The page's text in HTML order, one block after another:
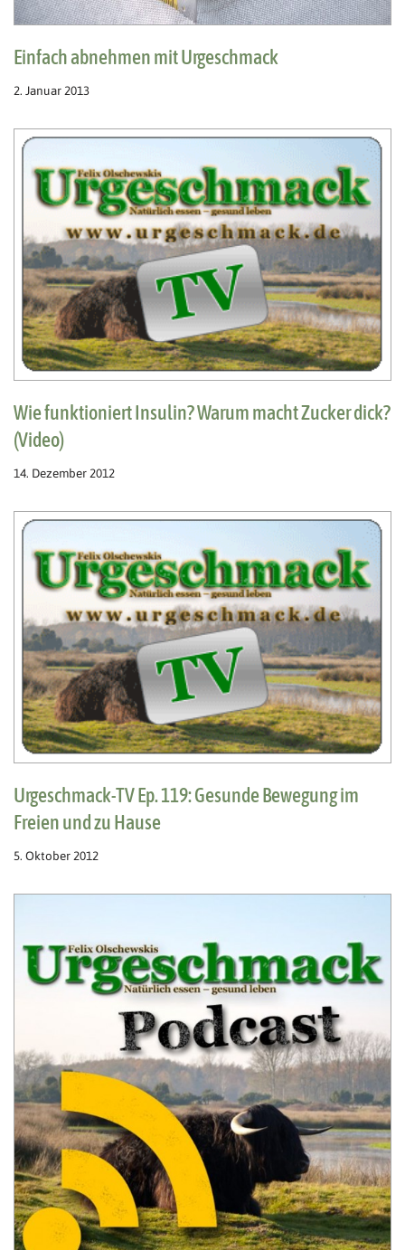
Einfach abnehmen mit Urgeschmack
2. Januar 2013
Wie funktioniert Insulin? Warum macht Zucker dick?
(Video)
14. Dezember 2012
Urgeschmack-TV Ep. 119: Gesunde Bewegung im
Freien und zu Hause
5. Oktober 2012